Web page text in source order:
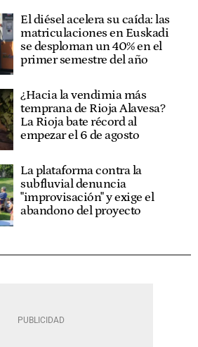
El diésel acelera su caída: las
matriculaciones en Euskadi
se desploman un 40% en el
primer semestre del año
¿Hacia la vendimia más
temprana de Rioja Alavesa?
La Rioja bate récord al
empezar el 6 de agosto
La plataforma contra la
subfluvial denuncia
"improvisación" y exige el
abandono del proyecto